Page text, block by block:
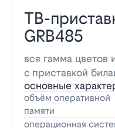
ТВ-
GRB485
вся гамма цветов
с приставкой
основные
объём оперативной
памяти
операционная